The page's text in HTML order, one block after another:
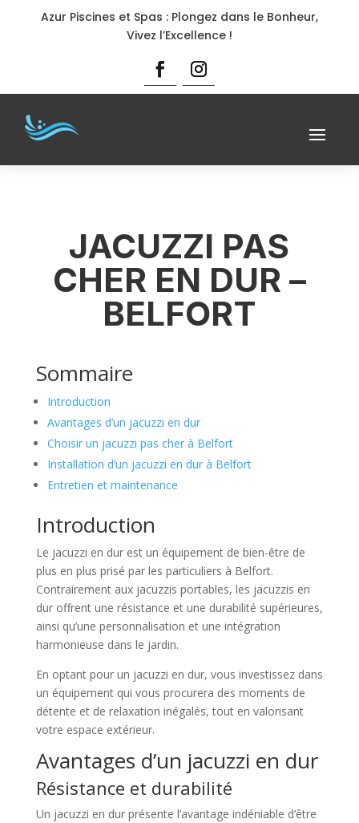
Azur Piscines et Spas : Plongez dans le Bonheur,
Vivez l’Excellence !
JACUZZI PAS
CHER EN DUR –
BELFORT
Sommaire
Introduction
Avantages d’un jacuzzi en dur
Choisir un jacuzzi pas cher à Belfort
Installation d’un jacuzzi en dur à Belfort
Entretien et maintenance
Introduction
Le jacuzzi en dur est un équipement de bien-être de
plus en plus prisé par les particuliers à Belfort.
Contrairement aux jacuzzis portables, les jacuzzis en
dur offrent une résistance et une durabilité supérieures,
ainsi qu’une personnalisation et une intégration
harmonieuse dans le jardin.
En optant pour un jacuzzi en dur, vous investissez dans
un équipement qui vous procurera des moments de
détente et de relaxation inégalés, tout en valorisant
votre espace extérieur.
Avantages d’un jacuzzi en dur
Résistance et durabilité
Un jacuzzi en dur présente l’avantage indéniable d’être